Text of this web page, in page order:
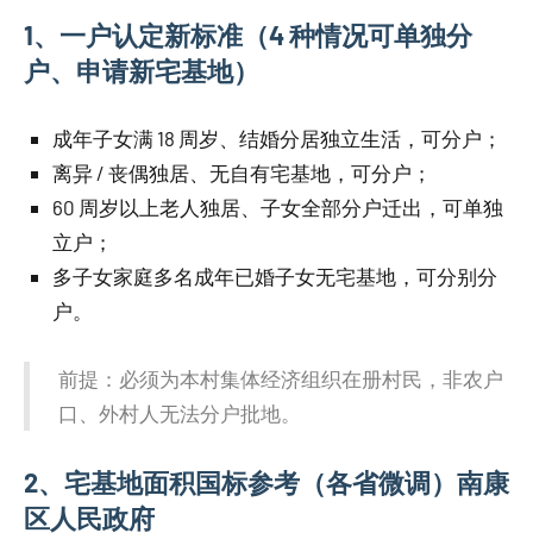
1、一户认定新标准（4 种情况可单独分
户、申请新宅基地）
成年子女满 18 周岁、结婚分居独立生活，可分户；
离异 / 丧偶独居、无自有宅基地，可分户；
60 周岁以上老人独居、子女全部分户迁出，可单独
立户；
多子女家庭多名成年已婚子女无宅基地，可分别分
户。
前提：必须为本村集体经济组织在册村民，非农户
口、外村人无法分户批地。
2、宅基地面积国标参考（各省微调）南康
区人民政府